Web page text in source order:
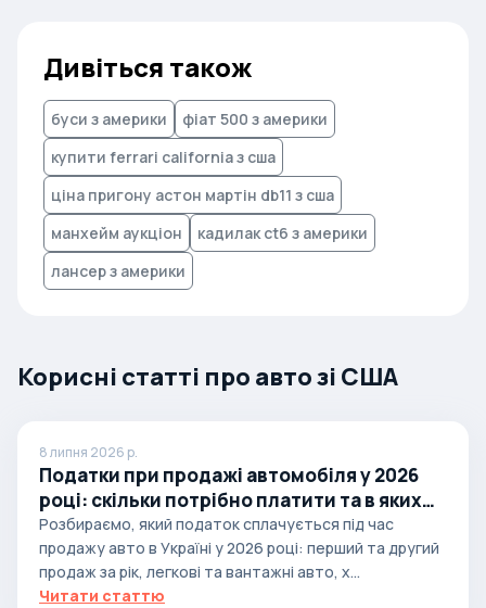
Дивіться також
буси з америки
фіат 500 з америки
купити ferrari california з сша
ціна пригону астон мартін db11 з сша
манхейм аукціон
кадилак ct6 з америки
лансер з америки
Корисні статті про авто зі США
8 липня 2026 р.
Податки при продажі автомобіля у 2026
році: скільки потрібно платити та в яких
випадках
Розбираємо, який податок сплачується під час
продажу авто в Україні у 2026 році: перший та другий
продаж за рік, легкові та вантажні авто, х...
Читати статтю